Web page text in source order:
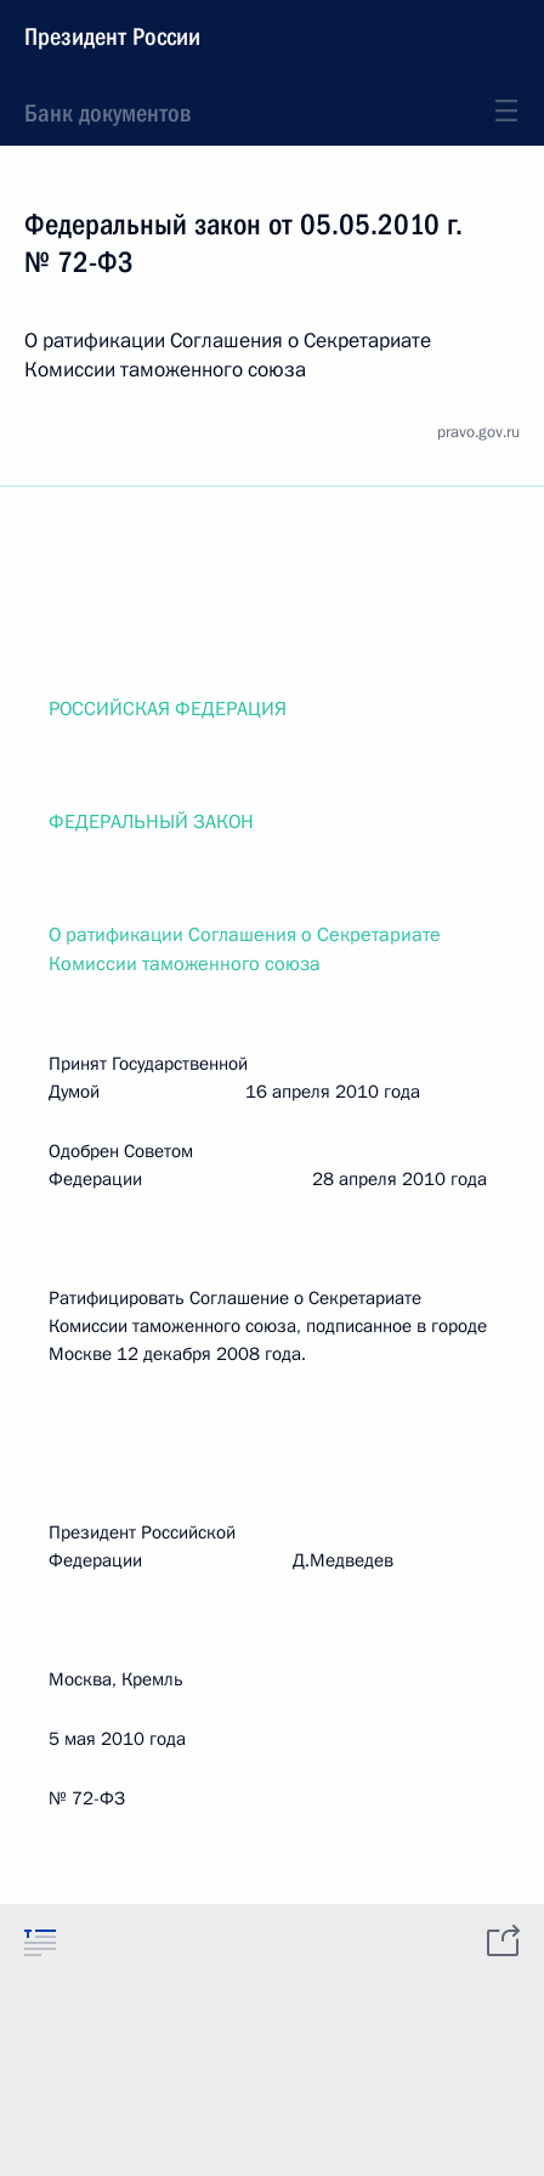
Президент России
Банк документов
Федеральный закон от 05.05.2010 г.
№ 72-ФЗ
О ратификации Соглашения о Секретариате
Комиссии таможенного союза
pravo.gov.ru
РОССИЙСКАЯ ФЕДЕРАЦИЯ
ФЕДЕРАЛЬНЫЙ ЗАКОН
О ратификации Соглашения о Секретариате
Комиссии таможенного союза
Принят Государственной
Думой 16 апреля 2010 года
Одобрен Советом
Федерации 28 апреля 2010 года
Ратифицировать Соглашение о Секретариате
Комиссии таможенного союза, подписанное в городе
Москве 12 декабря 2008 года.
Президент Российской
Федерации Д.Медведев
Москва, Кремль
5 мая 2010 года
№ 72-ФЗ